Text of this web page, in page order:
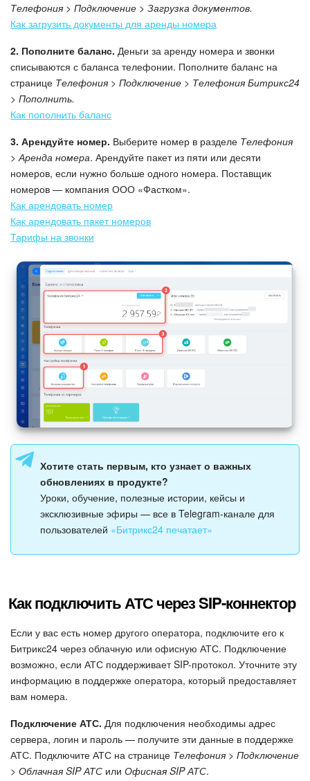
Телефония
Филиальная сеть
Приложение Битрикс24
Общие вопросы
Битрикс24 в коробке
Изменения в статьях (архив)
ВХОД
Телефония > Подключение > Загрузка документов.
Как загрузить документы для аренды номера
2. Пополните баланс. Деньги за аренду номера и звонки
списываются с баланса телефонии. Пополните баланс на
странице Телефония > Подключение > Телефония Битрикс24
> Пополнить.
Как пополнить баланс
3. Арендуйте номер. Выберите номер в разделе Телефония
> Аренда номера. Арендуйте пакет из пяти или десяти
номеров, если нужно больше одного номера. Поставщик
номеров — компания ООО «Фастком».
Как арендовать номер
Как арендовать пакет номеров
Тарифы на звонки
Хотите стать первым, кто узнает о важных
обновлениях в продукте?
Уроки, обучение, полезные истории, кейсы и
эксклюзивные эфиры — все в Telegram-канале для
пользователей «Битрикс24 печатает»
Как подключить АТС через SIP-коннектор
Если у вас есть номер другого оператора, подключите его к
Битрикс24 через облачную или офисную АТС. Подключение
возможно, если АТС поддерживает SIP-протокол. Уточните эту
информацию в поддержке оператора, который предоставляет
вам номера.
Подключение АТС. Для подключения необходимы адрес
сервера, логин и пароль — получите эти данные в поддержке
АТС. Подключите АТС на странице Телефония > Подключение
> Облачная SIP АТС или Офисная SIP АТС.